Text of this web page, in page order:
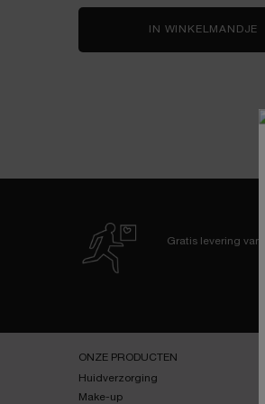
IN WINKELMANDJE
Gratis levering
ONZE PRODUCTEN
Huidverzorging
Make-up